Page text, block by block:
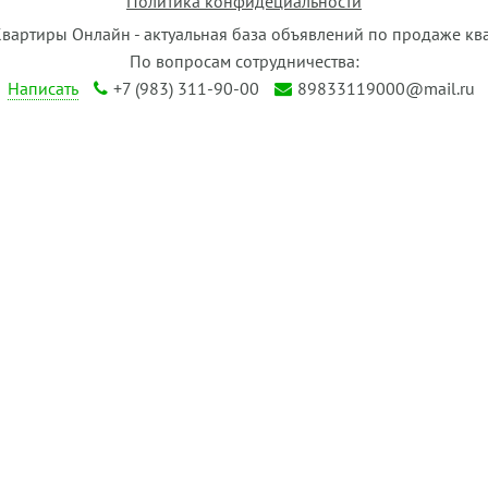
Онлайн - актуальная база объявлений по продаже
По вопросам сотрудничества:
Написать
+7 (983) 311-90-00 89833119000@mail.ru